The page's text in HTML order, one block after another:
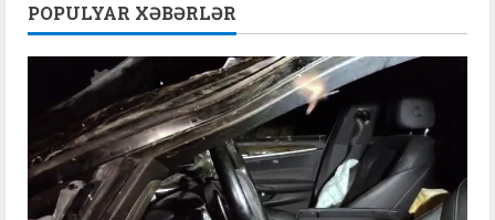
POPULYAR XƏBƏRLƏR